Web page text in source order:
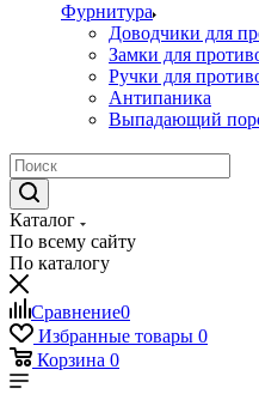
Фурнитура
Доводчики для
Замки для
Ручки для
Антипаника
Выпадающий
Каталог
По всему сайту
По каталогу
Сравнение0
Избранные товары 0
Корзина 0